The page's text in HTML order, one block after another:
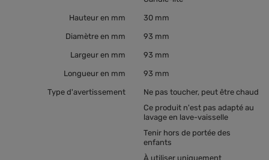
Hauteur en mm 30 mm
Diamètre en mm 93 mm
Largeur en mm 93 mm
Longueur en mm 93 mm
Type d'avertissement
Ne pas toucher, peut être chaud
Ce produit n'est pas adapté au
lavage en lave-vaisselle
Tenir hors de portée des
enfants
À utiliser uniquement